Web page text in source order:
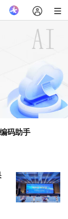
码助手